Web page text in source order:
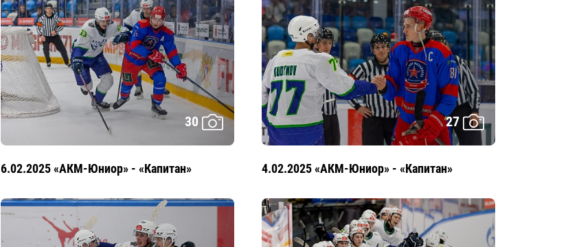
30
6.02.2025 «АКМ-Юниор» - «Капитан»
27
4.02.2025 «АКМ-Юниор» - «Капитан»